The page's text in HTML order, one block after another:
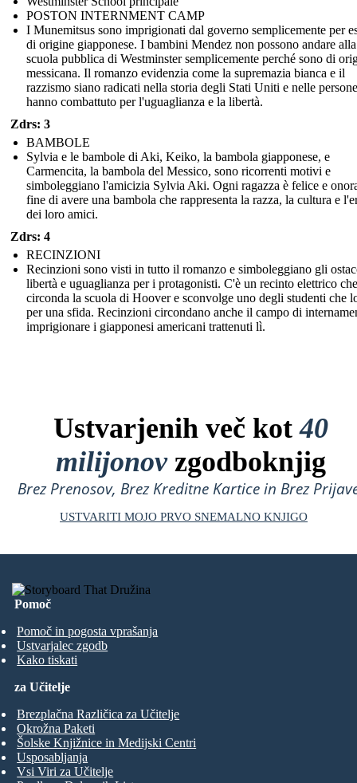
POSTON INTERNMENT CAMP
I Munemitsus sono imprigionati dal governo semplicemente per
di origine giapponese. I bambini Mendez non possono andare alla
scuola pubblica di Westminster semplicemente perché sono di
messicana. Il romanzo evidenzia come la supremazia bianca e il
razzismo siano radicati nella storia degli Stati Uniti e nelle
hanno combattuto per l'uguaglianza e la libertà.
Zdrs: 3
BAMBOLE
Sylvia e le bambole di Aki, Keiko, la bambola giapponese, e
Carmencita, la bambola del Messico, sono ricorrenti motivi e
simboleggiano l'amicizia Sylvia Aki. Ogni ragazza è felice e
fine di avere una bambola che rappresenta la razza, la cultura e
dei loro amici.
Zdrs: 4
RECINZIONI
Recinzioni sono visti in tutto il romanzo e simboleggiano gli
libertà e uguaglianza per i protagonisti. C'è un recinto elettrico che
circonda la scuola di Hoover e sconvolge uno degli studenti che
per una sfida. Recinzioni circondano anche il campo di
imprigionare i giapponesi americani trattenuti lì.
Ustvarjenih več kot40
milijonovzgodboknjig
Brez Prenosov, Brez Kreditne Kartice in Brez
USTVARITI MOJO PRVO SNEMALNO KNJIGO
Pomoč
Pomoč in pogosta vprašanja
Ustvarjalec zgodb
Kako tiskati
za Učitelje
Brezplačna Različica za Učitelje
Okrožna Paketi
Šolske Knjižnice in Medijski Centri
Usposabljanja
Vsi Viri za Učitelje